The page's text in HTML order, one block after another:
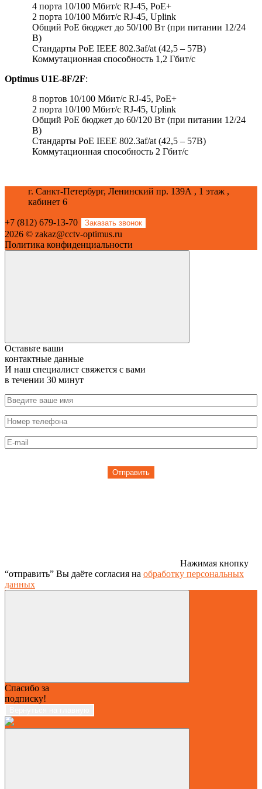
4 порта 10/100 Мбит/с RJ-45, PoE+
2 порта 10/100 Мбит/с RJ-45, Uplink
Общий PoE бюджет до 50/100 Вт (при питании 12/24
В)
Стандарты PoE IEEE 802.3af/at (42,5 – 57В)
Коммутационная способность 1,2 Гбит/с
Optimus U1E-8F/2F:
8 портов 10/100 Мбит/с RJ-45, PoE+
2 порта 10/100 Мбит/с RJ-45, Uplink
Общий PoE бюджет до 60/120 Вт (при питании 12/24
В)
Стандарты PoE IEEE 802.3af/at (42,5 – 57В)
Коммутационная способность 2 Гбит/с
г. Санкт-Петербург, Ленинский пр. 139А , 1 этаж ,
кабинет 6
+7 (812) 679-13-70 Заказать звонок
2026 © zakaz@cctv-optimus.ru
Политика конфиденциальности
Оставьте ваши
контактные данные
И наш специалист свяжется с вами
в течении 30 минут
Отправить
Нажимая кнопку
“отправить” Вы даёте согласия на обработку персональных
данных
Спасибо за
подписку!